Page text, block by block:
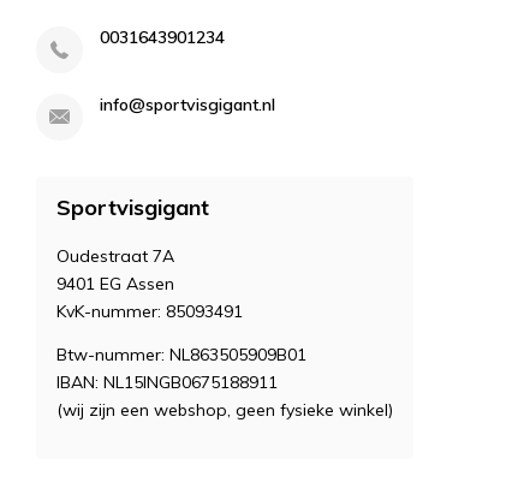
0031643901234
info@sportvisgigant.nl
Sportvisgigant
Oudestraat 7A
9401 EG Assen
KvK-nummer: 85093491
Btw-nummer: NL863505909B01
IBAN: NL15INGB0675188911
(wij zijn een webshop, geen fysieke winkel)